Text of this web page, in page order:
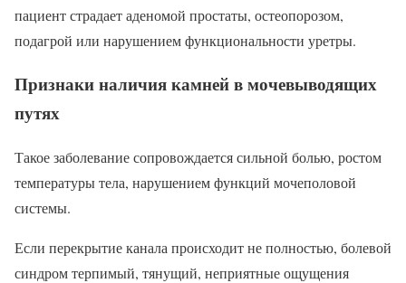
пациент страдает аденомой простаты, остеопорозом,
подагрой или нарушением функциональности уретры.
Признаки наличия камней в мочевыводящих
путях
Такое заболевание сопровождается сильной болью, ростом
температуры тела, нарушением функций мочеполовой
системы.
Если перекрытие канала происходит не полностью, болевой
синдром терпимый, тянущий, неприятные ощущения